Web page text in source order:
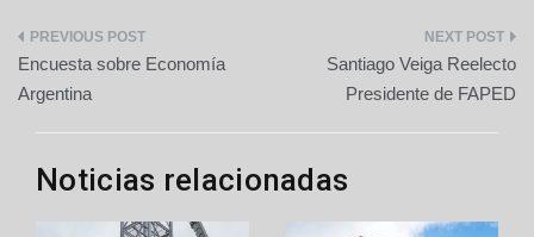
Navegación
de
entradas
Encuesta sobre Economía
Argentina
Santiago Veiga Reelecto
Presidente de FAPED
Noticias relacionadas